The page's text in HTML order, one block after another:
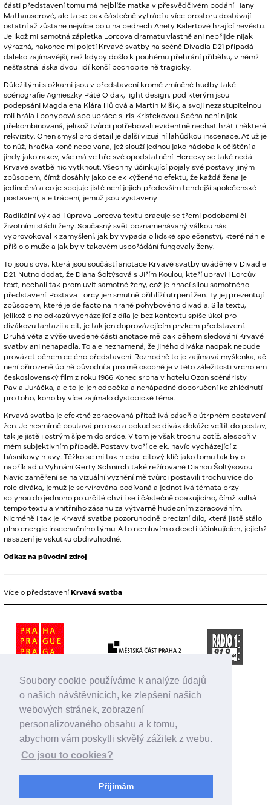
Soubory cookie používáme k analýze údajů
o našich návštěvnících, ke zlepšení našich
webových stránek, zobrazení
personalizovaného obsahu a k tomu,
abychom vám poskytli skvělý zážitek z webu.
Co jsou to cookies?
Přijímám
části představení tomu má nejblíže matka v přesvědčivém podání Hany
Mathauserové, ale ta se pak částečně vytrácí a více prostoru dostávají
ostatní až zůstane nejvíce bolu na bedrech Anety Kalertové hrající nevěstu.
Jelikož mi samotná zápletka Lorcova dramatu vlastně ani nepřijde nijak
výrazná, nakonec mi pojetí Krvavé svatby na scéně Divadla D21 připadá
daleko zajímavější, než kdyby došlo k pouhému přehrání příběhu, v němž
nešťastná láska dvou lidí končí pochopitelně tragicky.
Důležitými složkami jsou v představení kromě zmíněné hudby také
scénografie Agnieszky Páté Oldak, light design, pod kterým jsou
podepsáni Magdalena Klára Hůlová a Martin Mišík, a svoji nezastupitelnou
roli hrála i pohybová spolupráce s Iris Kristekovou. Scéna není nijak
překombinovaná, jelikož tvůrci potřebovali evidentně nechat hrát i některé
rekvizity. Onen smysl pro detail je další vizuální lahůdkou inscenace. Ať už je
to nůž, hračka koně nebo vana, jež slouží jednou jako nádoba k očištění a
jindy jako rakev, vše má ve hře své opodstatnění. Herecky se také nedá
Krvavé svatbě nic vytknout. Všechny účinkující pojaly své postavy jiným
způsobem, čímž dosáhly jako celek kýženého efektu, že každá žena je
jedinečná a co je spojuje jistě není jejich především tehdejší společenské
postavení, ale trápení, jemuž jsou vystaveny.
Radikální výklad i úprava Lorcova textu pracuje se třemi podobami či
životními stádii ženy. Současný svět poznamenávaný válkou nás
vyprovokoval k zamyšlení, jak by vypadalo lidské společenství, které náhle
přišlo o muže a jak by v takovém uspořádání fungovaly ženy.
To jsou slova, která jsou součástí anotace Krvavé svatby uváděné v Divadle
D21. Nutno dodat, že Diana Šoltýsová s Jiřím Koulou, kteří upravili Lorcův
text, nechali tak promluvit samotné ženy, což je hnací silou samotného
představení. Postava Lorcy jen smutně přihlíží utrpení žen. Ty jej prezentují
způsobem, které je de facto na hraně pohybového divadla. Síla textu,
jelikož plno odkazů vycházející z díla je bez kontextu spíše úkol pro
divákovu fantazii a cit, je tak jen doprovázejícím prvkem představení.
Druhá věta z výše uvedené části anotace mě pak během sledování Krvavé
svatby ani nenapadla. To ale neznamená, že jiného diváka naopak nebude
provázet během celého představení. Rozhodně to je zajímavá myšlenka, ač
není přirozeně úplně původní a pro mě osobně je v této záležitosti vrcholem
československý film z roku 1966 Konec srpna v hotelu Ozon scénáristy
Pavla Juráčka, ale to je jen odbočka a nenápadné doporučení ke zhlédnutí
pro toho, koho by více zajímalo dystopické téma.
Krvavá svatba je efektně zpracovaná přitažlivá báseň o útrpném postavení
žen. Je nesmírně poutavá pro oko a pokud se divák dokáže vcítit do postav,
tak je jistě i ostrým šípem do srdce. V tom je však trochu potíž, alespoň v
mém subjektivním případě. Postavy tvoří celek, navíc vycházející z
básníkovy hlavy. Těžko se mi tak hledal citový klíč jako tomu tak bylo
například u Vyhnání Gerty Schnirch také režírované Dianou Šoltýsovou.
Navíc zaměření se na vizuální vyznění mě tvůrci postavili trochu více do
role diváka, jemuž je servírována podívaná a jednotlivá témata brzy
splynou do jednoho po určité chvíli se i částečně opakujícího, čímž kulhá
tempo textu a vnitřního zásahu za výtvarně hudebním zpracováním.
Nicméně i tak je Krvavá svatba pozoruhodně precizní dílo, která jistě stálo
plno energie inscenačního týmu. A to nemluvím o deseti účinkujících, jejichž
nasazení je vskutku obdivuhodné.
Odkaz na původní zdroj
Více o představení Krvavá svatba